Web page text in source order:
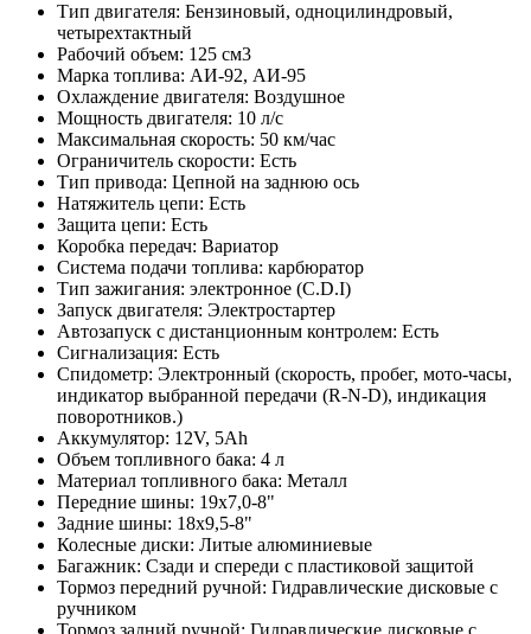
Тип двигателя: Бензиновый, одноцилиндровый,
четырехтактный
Рабочий объем: 125 см3
Марка топлива: АИ-92, АИ-95
Охлаждение двигателя: Воздушное
Мощность двигателя: 10 л/с
Максимальная скорость: 50 км/час
Ограничитель скорости: Есть
Тип привода: Цепной на заднюю ось
Натяжитель цепи: Есть
Защита цепи: Есть
Коробка передач: Вариатор
Система подачи топлива: карбюратор
Тип зажигания: электронное (C.D.I)
Запуск двигателя: Электростартер
Автозапуск с дистанционным контролем: Есть
Сигнализация: Есть
Спидометр: Электронный (скорость, пробег, мото-часы,
индикатор выбранной передачи (R-N-D), индикация
поворотников.)
Аккумулятор: 12V, 5Ah
Объем топливного бака: 4 л
Материал топливного бака: Металл
Передние шины: 19х7,0-8"
Задние шины: 18х9,5-8"
Колесные диски: Литые алюминиевые
Багажник: Сзади и спереди с пластиковой защитой
Тормоз передний ручной: Гидравлические дисковые с
ручником